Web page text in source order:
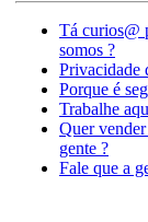
Tá curios@
somos ?
Privacidade
Porque é
Trabalhe
Quer
gente ?
Fale que a